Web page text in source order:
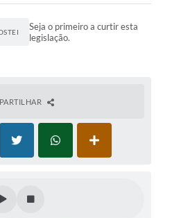
Seja o primeiro a curtir esta
legislação.